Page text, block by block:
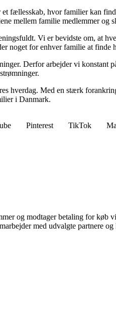
fællesskab, hvor familier kan
mellem familie medlemmer og
Vi er bevidste om, at
noget for enhver familie at finde
Derfor arbejder vi konstant
hverdag. Med en stærk
i Danmark.
Pinterest TikTok
og modtager betaling for køb
med udvalgte partnere